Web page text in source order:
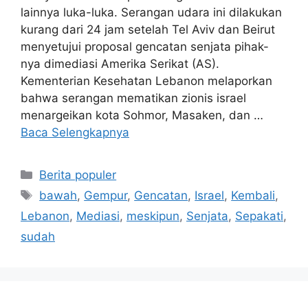
lainnya luka-luka. Serangan udara ini dilakukan
kurang dari 24 jam setelah Tel Aviv dan Beirut
menyetujui proposal gencatan senjata pihak-
nya dimediasi Amerika Serikat (AS).
Kementerian Kesehatan Lebanon melaporkan
bahwa serangan mematikan zionis israel
menargeikan kota Sohmor, Masaken, dan …
Baca Selengkapnya
Kategori
Berita populer
Tag
bawah, Gempur, Gencatan, Israel, Kembali,
Lebanon, Mediasi, meskipun, Senjata, Sepakati,
sudah